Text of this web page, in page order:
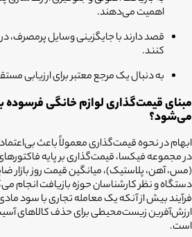
اهمیت می‌دهند.
قصد دارند با جایگزینی وسایل پرمصرف،
کنند.
به دنبال یک مرجع معتبر برای ارزیابی
مبنای قیمت‌گذاری لوازم خانگی
می‌شود؟
ابهام در نحوه قیمت‌گذاری معمولاً باعث
در مجموعه فیکسا، قیمت‌گذاری بر پایه
(مس، آهن، پلاستیک)، میانگین قیمت روز
دستگاه و نظر کارشناسان حوزه بازیافت انجام
فرآیند بیش از آنکه یک معامله تجاری با سود
ارزش‌آفرین زیست‌محیطی برای حذف کالاهای
است.